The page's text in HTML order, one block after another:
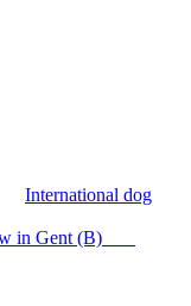
International dog
in Gent (B)